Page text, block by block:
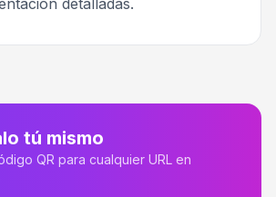
tú mismo
QR para cualquier URL en